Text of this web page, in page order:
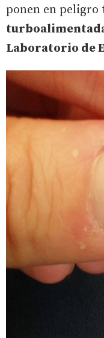
ponen en peligro
Laboratorio de